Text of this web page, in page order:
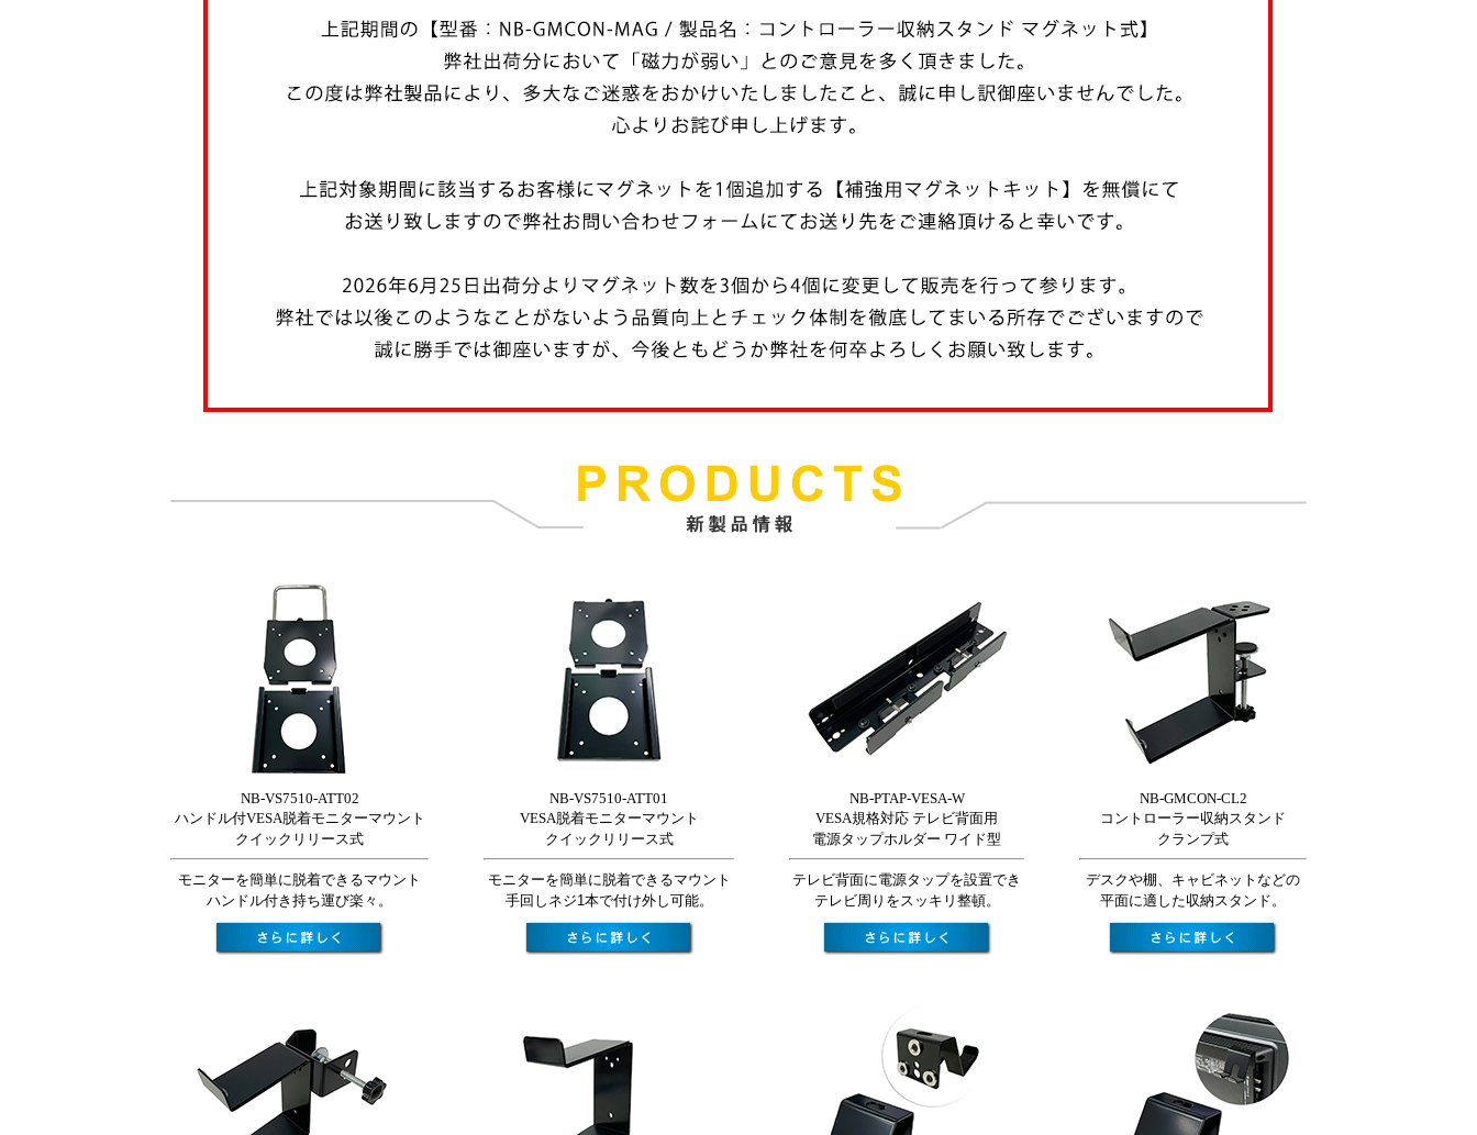
NB-VS7510-ATT02
ハンドル付VESA脱着モニターマウント
クイックリリース式
モニターを簡単に脱着できるマウント
ハンドル付き持ち運び楽々。
NB-VS7510-ATT01
VESA脱着モニターマウント
クイックリリース式
モニターを簡単に脱着できるマウント
手回しネジ1本で付け外し可能。
NB-PTAP-VESA-W
VESA規格対応 テレビ背面用
電源タップホルダー ワイド型
テレビ背面に電源タップを設置でき
テレビ周りをスッキリ整頓。
NB-GMCON-CL2
コントローラー収納スタンド
クランプ式
デスクや棚、キャビネットなどの
平面に適した収納スタンド。